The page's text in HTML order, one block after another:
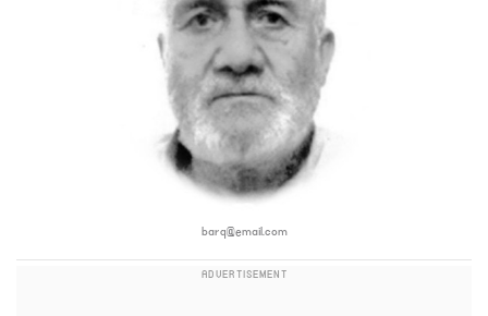
barq@email.com